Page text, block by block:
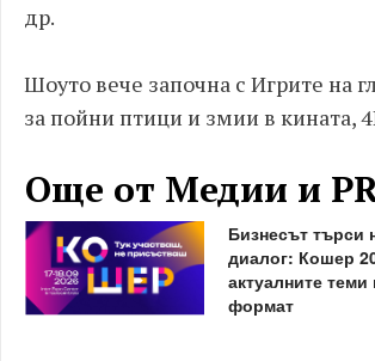
др.
Шоуто вече започна с Игрите на
за пойни птици и змии в кината,
Още от Медии и
Бизнесът търси
диалог: Кошер
актуалните теми
формат